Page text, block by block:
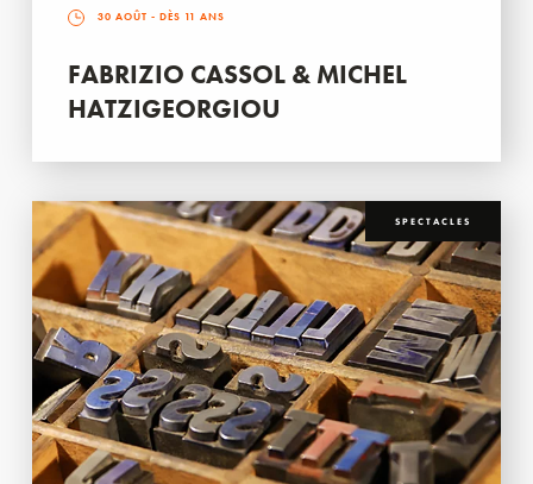
30 AOÛT - DÈS 11 ANS
FABRIZIO CASSOL & MICHEL
HATZIGEORGIOU
SPECTACLES